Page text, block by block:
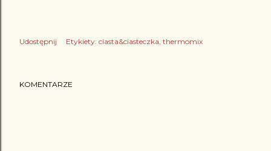
Udostępnij Etykiety: ciasta&ciasteczka thermomix
KOMENTARZE